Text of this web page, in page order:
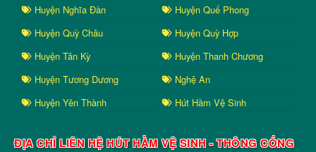
Huyện Nghĩa Đàn
Huyện Quế Phong
Huyện Quỳ Châu
Huyện Quỳ Hợp
Huyện Tân Kỳ
Huyện Thanh Chương
Huyện Tương Dương
Nghệ An
Huyện Yên Thành
Hút Hầm Vệ Sinh
ĐỊA CHỈ LIÊN HỆ HÚT HẦM VỆ SINH - THÔNG CỐNG